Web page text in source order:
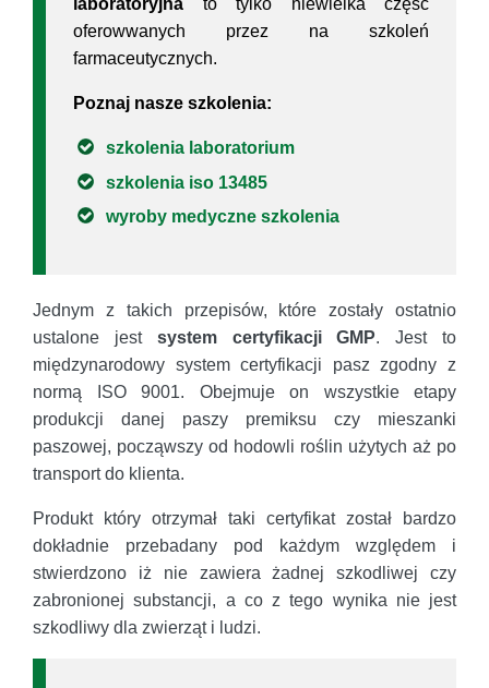
laboratoryjna to tylko niewielka częśc
oferowwanych przez na szkoleń
farmaceutycznych.
Poznaj nasze szkolenia:
szkolenia laboratorium
szkolenia iso 13485
wyroby medyczne szkolenia
Jednym z takich przepisów, które zostały ostatnio
ustalone jest system certyfikacji GMP. Jest to
międzynarodowy system certyfikacji pasz zgodny z
normą ISO 9001. Obejmuje on wszystkie etapy
produkcji danej paszy premiksu czy mieszanki
paszowej, począwszy od hodowli roślin użytych aż po
transport do klienta.
Produkt który otrzymał taki certyfikat został bardzo
dokładnie przebadany pod każdym względem i
stwierdzono iż nie zawiera żadnej szkodliwej czy
zabronionej substancji, a co z tego wynika nie jest
szkodliwy dla zwierząt i ludzi.